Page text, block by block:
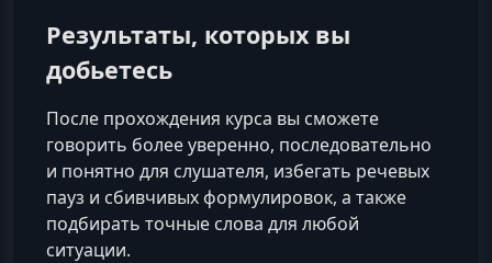
Результаты, которых вы
добьетесь
После прохождения курса вы сможете
говорить более уверенно, последовательно
и понятно для слушателя, избегать речевых
пауз и сбивчивых формулировок, а также
подбирать точные слова для любой
ситуации.